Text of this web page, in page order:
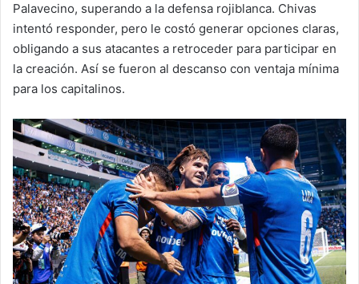
Palavecino, superando a la defensa rojiblanca. Chivas
intentó responder, pero le costó generar opciones claras,
obligando a sus atacantes a retroceder para participar en
la creación. Así se fueron al descanso con ventaja mínima
para los capitalinos.